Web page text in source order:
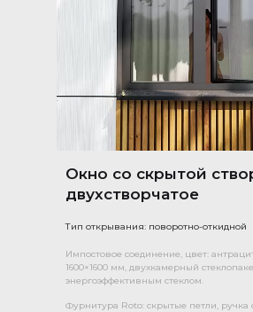
Окно со скрытой
двухстворчатое
Тип открывания: поворотно-откидной
Импостовое соединение, цвет:
1600×1600 мм, двухкамерный
энергоэффективным стеклом.
Фурнитура Roto: скрытые петли, ручка